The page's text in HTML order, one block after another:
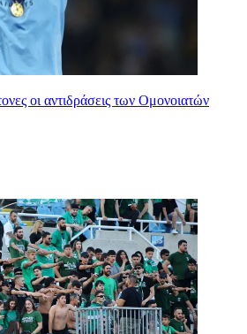
οι αντιδράσεις των Ομονοιατών